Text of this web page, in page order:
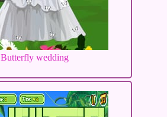
Butterfly wedding